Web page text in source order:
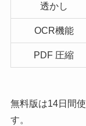
透かし
OCR機能
PDF 圧縮
無料版は14日間
す。